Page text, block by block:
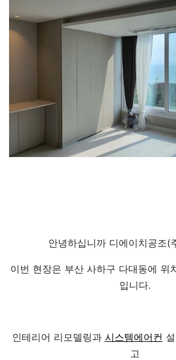
안녕하십니까 디에이치공조(
이번 현장은 부산 사하구 다대동에 위
입니다.
인테리어 리모델링과 시스템에어컨
고